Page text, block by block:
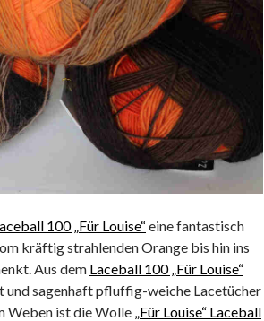
100 „Für Louise“eine fantastisch
kräftig strahlenden Orange bis hin ins
Aus dem Laceball 100 „Für Louise“
und sagenhaft pfluffig-weiche Lacetücher
Weben ist die Wolle „Für Louise“ Laceball